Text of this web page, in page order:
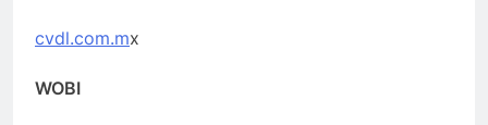
cvdl.com.mx
WOBI